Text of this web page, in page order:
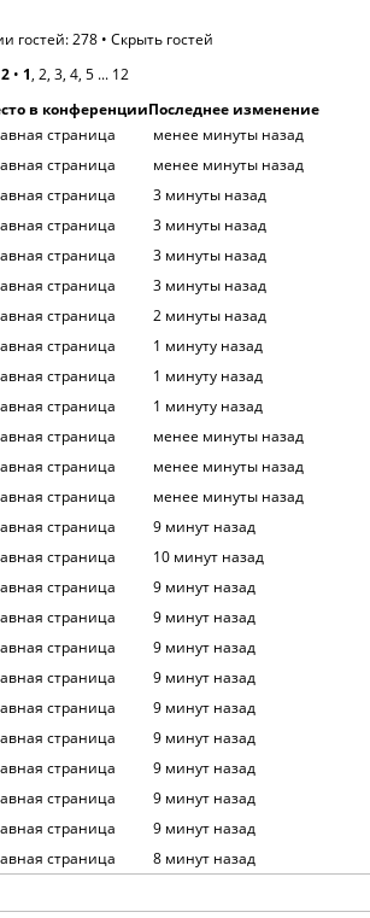
гостей: 278 • Скрыть гостей
• 1, 2, 3, 4, 5 ... 12
в конференцииПоследнее изменение
страница
менее минуты назад
страница
менее минуты назад
страница
3 минуты назад
страница
3 минуты назад
страница
3 минуты назад
страница
3 минуты назад
страница
2 минуты назад
страница
1 минуту назад
страница
1 минуту назад
страница
1 минуту назад
страница
менее минуты назад
страница
менее минуты назад
страница
менее минуты назад
страница
9 минут назад
страница
10 минут назад
страница
9 минут назад
страница
9 минут назад
страница
9 минут назад
страница
9 минут назад
страница
9 минут назад
страница
9 минут назад
страница
9 минут назад
страница
9 минут назад
страница
9 минут назад
страница
8 минут назад